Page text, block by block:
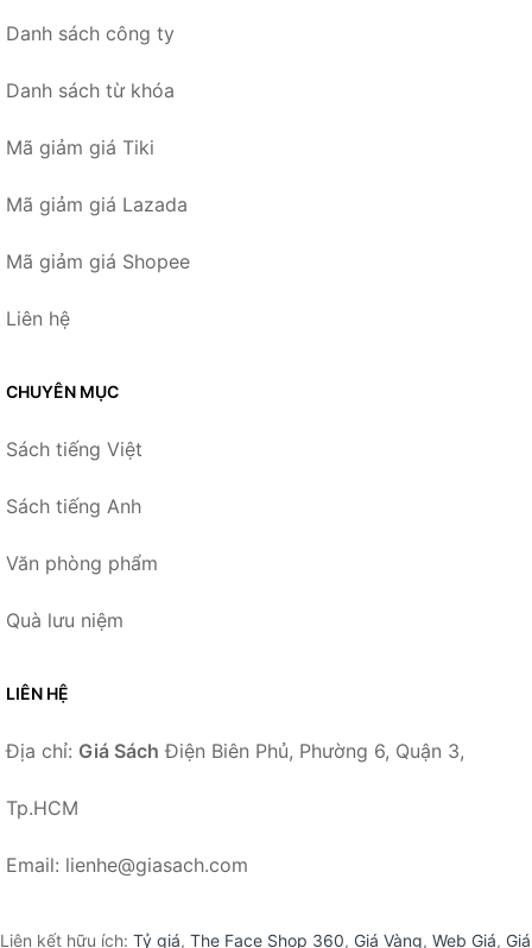
Danh sách công ty
Danh sách từ khóa
Mã giảm giá Tiki
Mã giảm giá Lazada
Mã giảm giá Shopee
Liên hệ
CHUYÊN MỤC
Sách tiếng Việt
Sách tiếng Anh
Văn phòng phẩm
Quà lưu niệm
LIÊN HỆ
Địa chỉ: Giá Sách Điện Biên Phủ, Phường 6, Quận 3,
Tp.HCM
Email: lienhe@giasach.com
Liên kết hữu ích: Tỷ giá, The Face Shop 360, Giá Vàng, Web Giá, Giá